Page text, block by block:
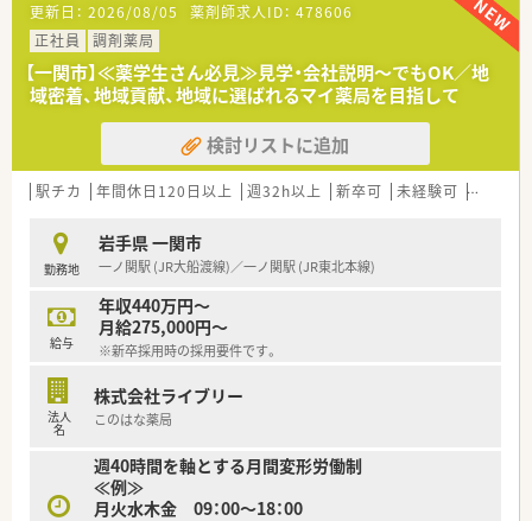
【法人特徴について】
■国内の小売業界で圧倒的なシェアを誇る大手グループが運営
しており、非常に安定した経営基盤と福利厚生が大きな魅力で
す。
■ショッピングモールを地域医療の拠点と捉え、衣食住の全てか
ら健康をトータルサポートする事業を展開しております。
■地域社会のニーズを先取りするヘルスケアステーションとし
て、薬剤師が中心となって健康づくりに寄与できる組織です。
■今の職場よりも休日数を増やしたい方や、決まった時期に長い
連休を取って趣味の時間を充実させたい方に強く推奨します。
■将来的に薬局運営以外のキャリアも視野に入れており、大手企
業の基盤を活かして多様な職種に挑戦したい意欲的な方です。
■充実した住宅助成や子女教育手当などの福利厚生を重視し、生
活の基盤を安定させながら長く働き続けたい方に最適です。
更新日： 2026/08/05 薬剤師求人ID： 478606
正社員
調剤薬局
【一関市】≪薬学生さん必見≫見学・会社説明～でもOK／地
域密着、地域貢献、地域に選ばれるマイ薬局を目指して
検討リストに追加
駅チカ 年間休日120日以上 週32h以上 新卒可 未経験可 ブラン
勤務地
岩手県 一関市
一ノ関駅 (JR大船渡線)／一ノ関駅 (JR東北本線)
給与
年収440万円～
月給275,000円～
※新卒採用時の採用要件です。
法人
名
株式会社ライブリー
このはな薬局
週40時間を軸とする月間変形労働制
≪例≫
月火水木金 09：00～18：00